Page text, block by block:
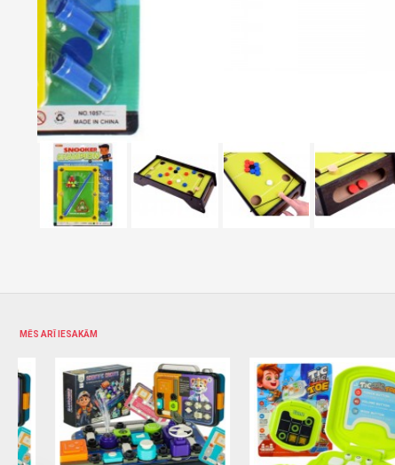
MĒS ARĪ IESAKĀM